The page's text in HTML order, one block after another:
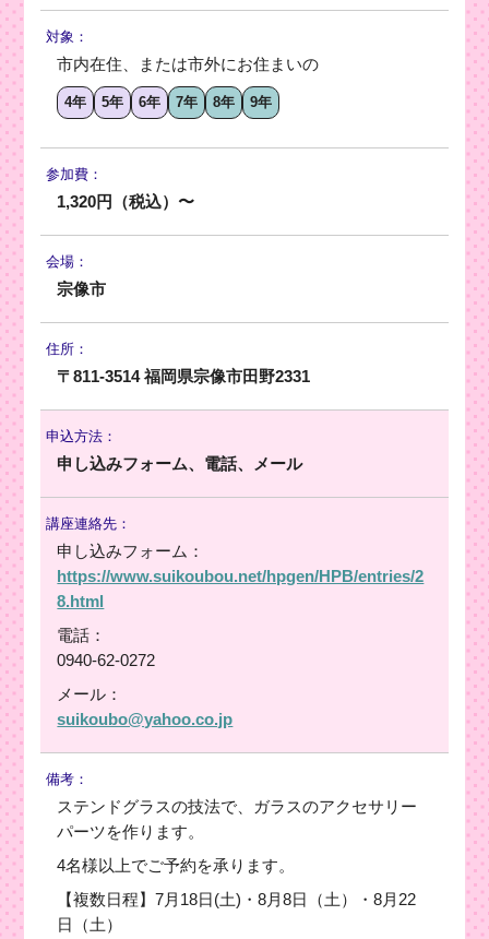
対象：
市内在住、または市外にお住まいの
4年 5年 6年 7年 8年 9年
参加費：
1,320円（税込）〜
会場：
宗像市
住所：
〒811-3514 福岡県宗像市田野2331
申込方法：
申し込みフォーム、電話、メール
講座連絡先：
申し込みフォーム：
https://www.suikoubou.net/hpgen/HPB/entries/2
8.html
電話：
0940-62-0272
メール：
suikoubo@yahoo.co.jp
備考：
ステンドグラスの技法で、ガラスのアクセサリー
パーツを作ります。
4名様以上でご予約を承ります。
【複数日程】7月18日(土)・8月8日（土）・8月22
日（土）